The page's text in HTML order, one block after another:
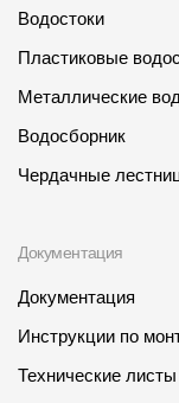
Водостоки
Пластиковые
Металлические
Водосборник
Чердачные
Документация
Документация
Инструкции по
Технические листы